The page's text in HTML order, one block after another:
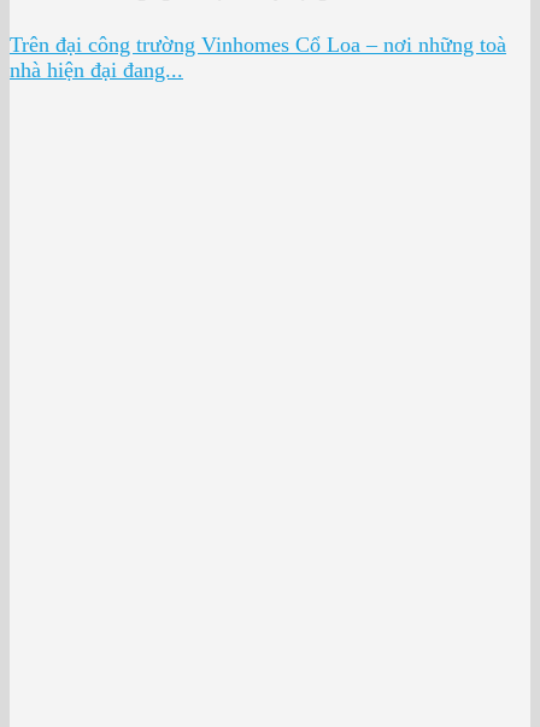
Trên đại công trường Vinhomes Cổ Loa – nơi những toà
nhà hiện đại đang...